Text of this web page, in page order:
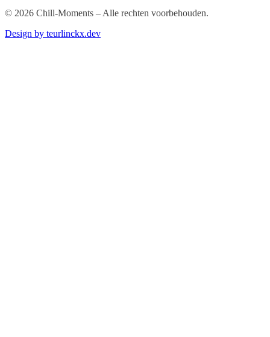
© 2026 Chill-Moments – Alle rechten voorbehouden.
Design by teurlinckx.dev